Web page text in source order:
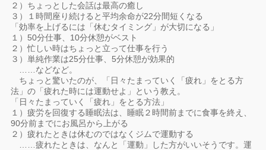
２）ちょっとした会話は最高の癒し
３）１時間座り続けると平均余命が22分間短くなる
「効率を上げるには「休むタイミング」が大切になる」
１）50分仕事、10分休憩がベスト
２）忙しい時はちょっと立って仕事を行う
３）単純作業は25分仕事、5分休憩が効果的
……などなど。
ちょっと驚いたのが、「日々たまっていく「疲れ」をとる方
法」の「疲れた時には運動せよ」という教え。
「日々たまっていく「疲れ」をとる方法」
１）疲労を回復する睡眠法は、睡眠２時間前までに食事を終え、
90分前までにお風呂から上がる
２）疲れたときは休むのではなくジムで運動する
……疲れたときは、なんと「運動」した方がいいそうです。運